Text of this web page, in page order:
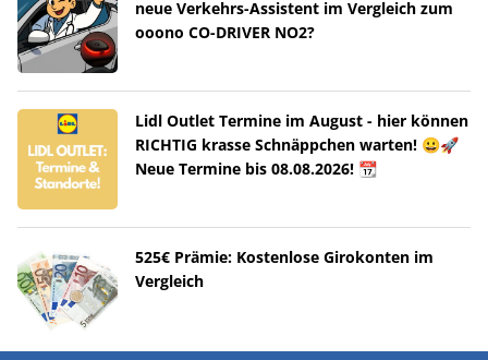
neue Verkehrs-Assistent im Vergleich zum
ooono CO-DRIVER NO2?
Lidl Outlet Termine im August - hier können
RICHTIG krasse Schnäppchen warten! 😀🚀
Neue Termine bis 08.08.2026! 📆
525€ Prämie: Kostenlose Girokonten im
Vergleich